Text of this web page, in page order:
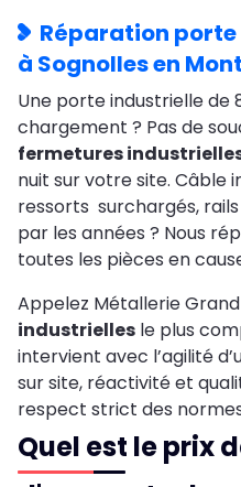
Réparation
à Sognolles en
Une porte industrielle de
chargement ? Pas de
fermetures
nuit sur votre site. Câble
ressorts surchargés,
par les années ? Nous
toutes les pièces en
Appelez Métallerie Grand
industrielles le plus
intervient avec l’agilité
sur site, réactivité et
respect strict des normes
Quel est le prix